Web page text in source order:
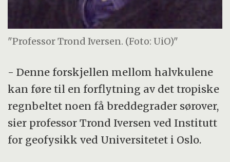
"Professor Trond Iversen. (Foto: UiO)"
- Denne forskjellen mellom halvkulene
kan føre til en forflytning av det tropiske
regnbeltet noen få breddegrader sørover,
sier professor Trond Iversen ved Institutt
for geofysikk ved Universitetet i Oslo.